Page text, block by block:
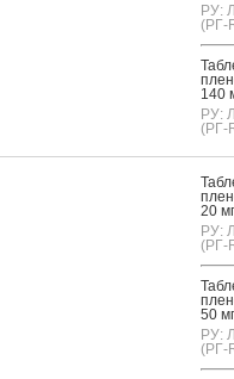
РУ:
(РГ-
140
РУ:
(РГ-
20 мг
РУ:
(РГ-
50 мг
РУ:
(РГ-